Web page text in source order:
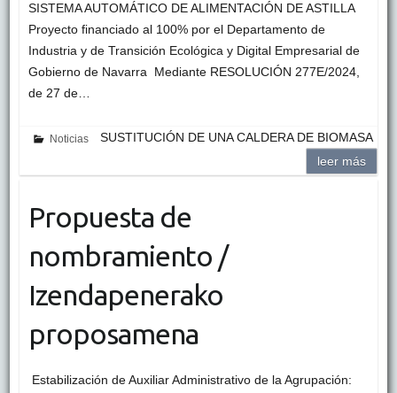
SISTEMA AUTOMÁTICO DE ALIMENTACIÓN DE ASTILLA
Proyecto financiado al 100% por el Departamento de
Industria y de Transición Ecológica y Digital Empresarial de
Gobierno de Navarra Mediante RESOLUCIÓN 277E/2024,
de 27 de…
Noticias
SUSTITUCIÓN DE UNA CALDERA DE BIOMASA
leer más
Propuesta de
nombramiento /
Izendapenerako
proposamena
Estabilización de Auxiliar Administrativo de la Agrupación: